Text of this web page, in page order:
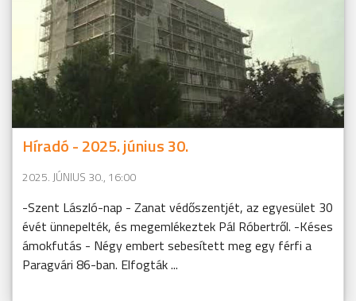
Híradó - 2025. június 30.
2025. JÚNIUS 30., 16:00
-Szent László-nap - Zanat védőszentjét, az egyesület 30
évét ünnepelték, és megemlékeztek Pál Róbertről. -Késes
ámokfutás - Négy embert sebesített meg egy férfi a
Paragvári 86-ban. Elfogták ...